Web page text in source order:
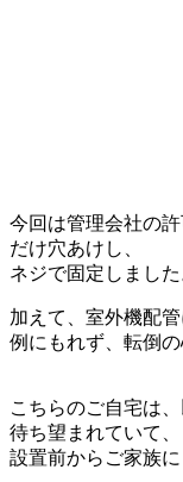
今回は管理会社の
だけ穴あけし、
ネジで固定しました
加えて、室外機配
例にもれず、転倒の
こちらのご自宅は
待ち望まれていて、
設置前からご家族